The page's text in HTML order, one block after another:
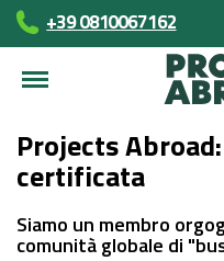
+39 0810067162
Projects
certificata
Siamo un membro
comunità globale di